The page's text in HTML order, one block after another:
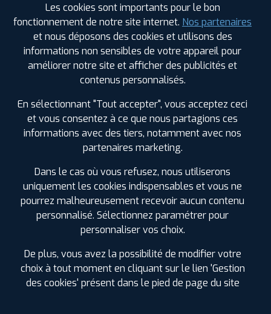
SPÉCIFICATIONS AVIS CLIENTS ÉTIQUETAGE
Étiquetage
Les cookies sont importants pour le bon
fonctionnement de notre site internet. Nos partenaires
et nous déposons des cookies et utilisons des
informations non sensibles de votre appareil pour
améliorer notre site et afficher des publicités et
contenus personnalisés.
En sélectionnant "Tout accepter", vous acceptez ceci
et vous consentez à ce que nous partagions ces
informations avec des tiers, notamment avec nos
partenaires marketing.
Dans le cas où vous refusez, nous utiliserons
uniquement les cookies indispensables et vous ne
pourrez malheureusement recevoir aucun contenu
personnalisé. Sélectionnez paramétrer pour
personnaliser vos choix.
De plus, vous avez la possibilité de modifier votre
choix à tout moment en cliquant sur le lien 'Gestion
des cookies' présent dans le pied de page du site